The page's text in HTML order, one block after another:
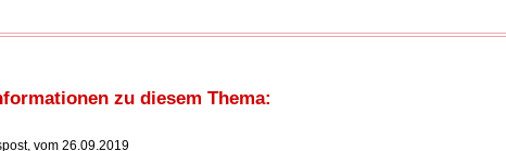
zu diesem Thema:
vom 26.09.2019